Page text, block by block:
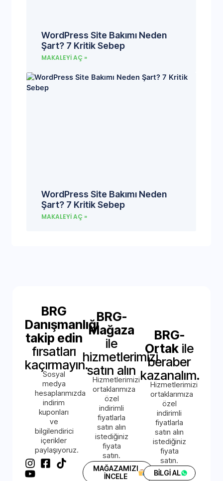
WordPress Site Bakımı Neden
Şart? 7 Kritik Sebep
MAKALEYI AÇ »
WordPress Site Bakımı Neden
Şart? 7 Kritik Sebep
MAKALEYI AÇ »
BRG
Danışmanlığı
takip edin
fırsatları
kaçırmayın.
Sosyal
medya
hesaplarımızda
indirim
kuponları
ve
bilgilendirici
içerikler
paylaşıyoruz.
BRG-
Mağaza
ile
hizmetlerimizi
satın alın
Hizmetlerimizi
ortaklarımıza
özel
indirimli
fiyatlarla
satın alın
istediğiniz
fiyata
satın.
MAĞAZAMIZI
İNCELE
BRG-
Ortak ile
beraber
kazanalım.
Hizmetlerimizi
ortaklarımıza
özel
indirimli
fiyatlarla
satın alın
istediğiniz
fiyata
satın.
BİLGİ AL